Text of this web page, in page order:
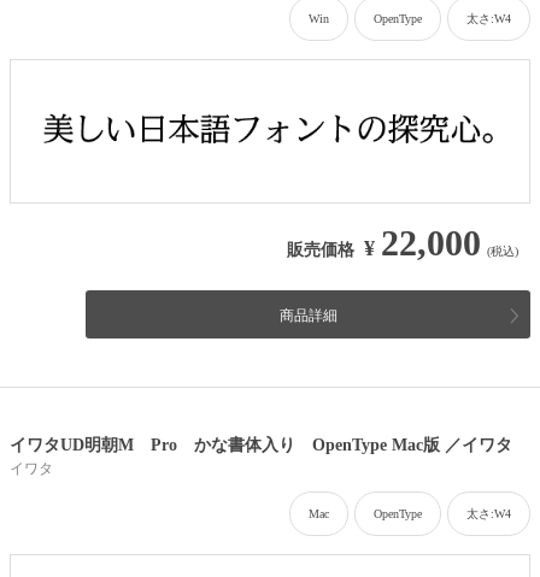
Win OpenType 太さ:W4
販売価格 ¥ 22,000 (税込)
商品詳細
イワタUD明朝M Pro かな書体入り OpenType Mac版 ／イワタ
イワタ
Mac OpenType 太さ:W4